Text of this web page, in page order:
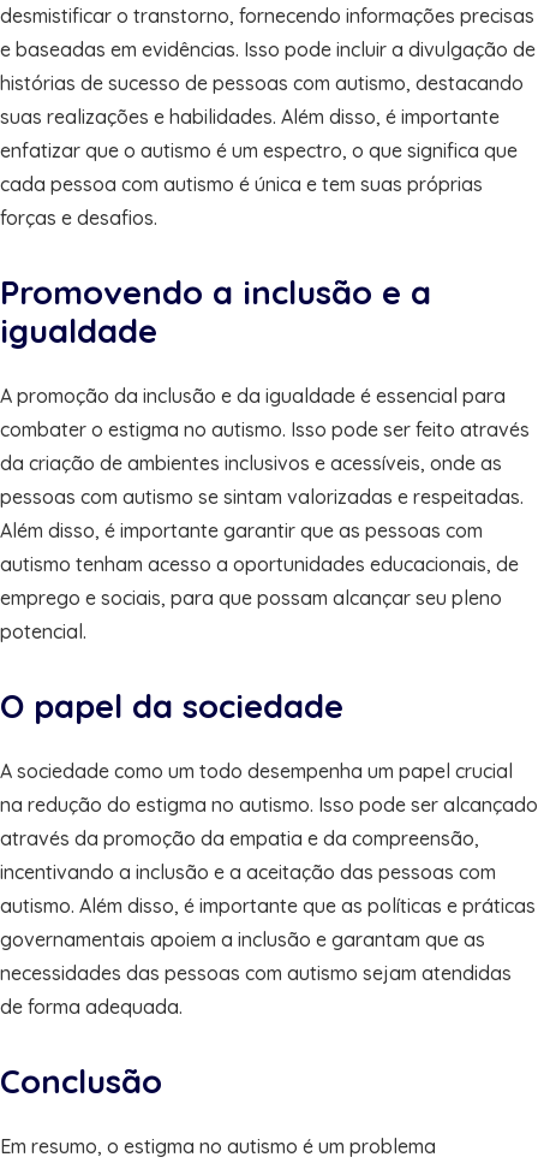
desmistificar o transtorno, fornecendo informações precisas
e baseadas em evidências. Isso pode incluir a divulgação de
histórias de sucesso de pessoas com autismo, destacando
suas realizações e habilidades. Além disso, é importante
enfatizar que o autismo é um espectro, o que significa que
cada pessoa com autismo é única e tem suas próprias
forças e desafios.
Promovendo a inclusão e a
igualdade
A promoção da inclusão e da igualdade é essencial para
combater o estigma no autismo. Isso pode ser feito através
da criação de ambientes inclusivos e acessíveis, onde as
pessoas com autismo se sintam valorizadas e respeitadas.
Além disso, é importante garantir que as pessoas com
autismo tenham acesso a oportunidades educacionais, de
emprego e sociais, para que possam alcançar seu pleno
potencial.
O papel da sociedade
A sociedade como um todo desempenha um papel crucial
na redução do estigma no autismo. Isso pode ser alcançado
através da promoção da empatia e da compreensão,
incentivando a inclusão e a aceitação das pessoas com
autismo. Além disso, é importante que as políticas e práticas
governamentais apoiem a inclusão e garantam que as
necessidades das pessoas com autismo sejam atendidas
de forma adequada.
Conclusão
Em resumo, o estigma no autismo é um problema